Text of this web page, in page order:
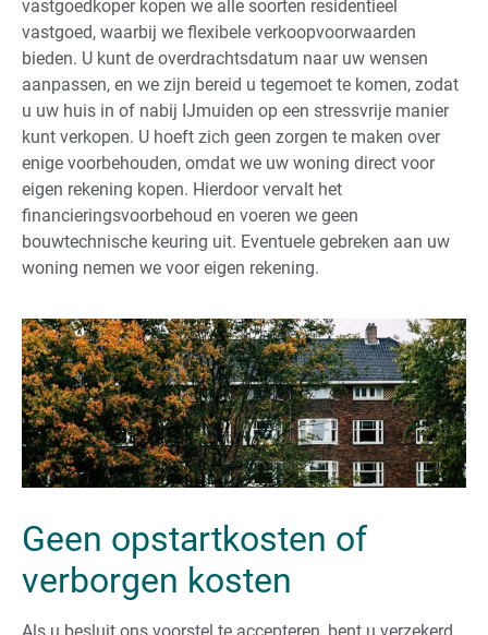
vastgoedkoper kopen we alle soorten residentieel
vastgoed, waarbij we flexibele verkoopvoorwaarden
bieden. U kunt de overdrachtsdatum naar uw wensen
aanpassen, en we zijn bereid u tegemoet te komen, zodat
u uw huis in of nabij IJmuiden op een stressvrije manier
kunt verkopen. U hoeft zich geen zorgen te maken over
enige voorbehouden, omdat we uw woning direct voor
eigen rekening kopen. Hierdoor vervalt het
financieringsvoorbehoud en voeren we geen
bouwtechnische keuring uit. Eventuele gebreken aan uw
woning nemen we voor eigen rekening.
Geen opstartkosten of
verborgen kosten